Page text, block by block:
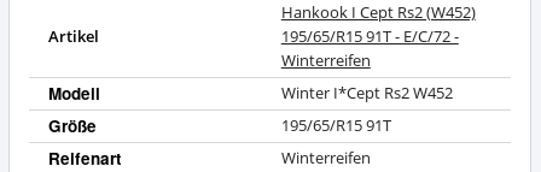
Artikel
Hankook I Cept Rs2 (W452)
195/65/R15 91T - E/C/72 -
Winterreifen
Modell Winter I*Cept Rs2 W452
Größe 195/65/R15 91T
Reifenart Winterreifen